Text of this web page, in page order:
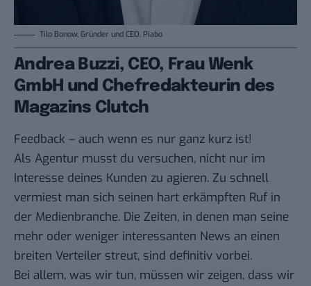
Tilo Bonow, Gründer und CEO, Piabo
Andrea Buzzi, CEO, Frau Wenk
GmbH und Chefredakteurin des
Magazins Clutch
Feedback – auch wenn es nur ganz kurz ist!
Als Agentur musst du versuchen, nicht nur im
Interesse deines Kunden zu agieren. Zu schnell
vermiest man sich seinen hart erkämpften Ruf in
der Medienbranche. Die Zeiten, in denen man seine
mehr oder weniger interessanten News an einen
breiten Verteiler streut, sind definitiv vorbei.
Bei allem, was wir tun, müssen wir zeigen, dass wir